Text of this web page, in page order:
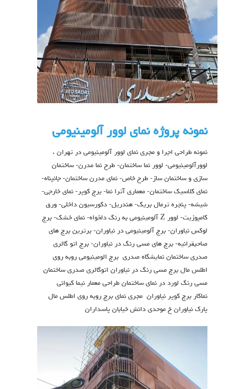
نمونه پروژه نمای لوور آلومینیومی
نمونه طراحی اجرا و مجری نمای لوور آلومینیومی در تهران ،
لوورآلومینیومی- لوور نما ساختمان- طرح نما مدرن- ساختمان
سازی و ساختمان ساز- طرح خاص- نمای مدرن ساختمان- جانپناه-
نمای کلاسیک ساختمان- معماری آترا نما- برج کوپر- نمای خارجی-
شیشه- پنجره ترمال بریک- هندریل- دکورسیون داخلی- ورق
کامپوزیت- لوور Z آلومینیومی به رنگ دلخواه- نمای خشک- برج
لوکس نیاوران- برج آلومینیومی در نیاوران- برترین برج های
صاحبقرانیه- برج های مسی رنگ در نیاوران- برج اتو گالری
صدری ساختمان نمايشگاه صدري برج الومينيومي روبه روي
اطلس مال برج مسي رنگ در نياوران اتوگالري صدري ساختمان
مسي رنگ لورد در نماي ساختمان طراحي معمار نيما كيواني
نماكار برج كوپر نياوران مجري نماي برج روبه روي اطلس مال
پارك نياوران خ موحدي دانش خيابان پاسداران